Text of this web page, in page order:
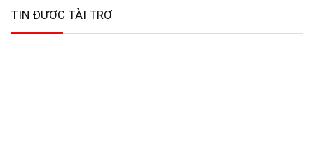
TIN ĐƯỢC TÀI TRỢ